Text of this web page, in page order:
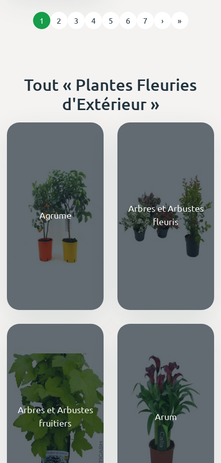
1 2 3 4 5 6 7 › »
Tout « Plantes Fleuries
d'Extérieur »
Agrume
Arbres et Arbustes
fleuris
Arbres et Arbustes
fruitiers
Arum